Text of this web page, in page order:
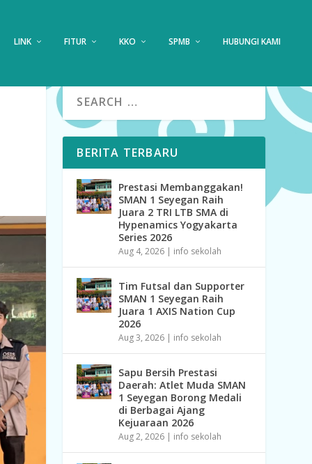
LINK FITUR KKO SPMB HUBUNGI KAMI
BERITA TERBARU
Prestasi Membanggakan!
SMAN 1 Seyegan Raih
Juara 2 TRI LTB SMA di
Hypenamics Yogyakarta
Series 2026
Aug 4, 2026 | info sekolah
Tim Futsal dan Supporter
SMAN 1 Seyegan Raih
Juara 1 AXIS Nation Cup
2026
Aug 3, 2026 | info sekolah
Sapu Bersih Prestasi
Daerah: Atlet Muda SMAN
1 Seyegan Borong Medali
di Berbagai Ajang
Kejuaraan 2026
Aug 2, 2026 | info sekolah